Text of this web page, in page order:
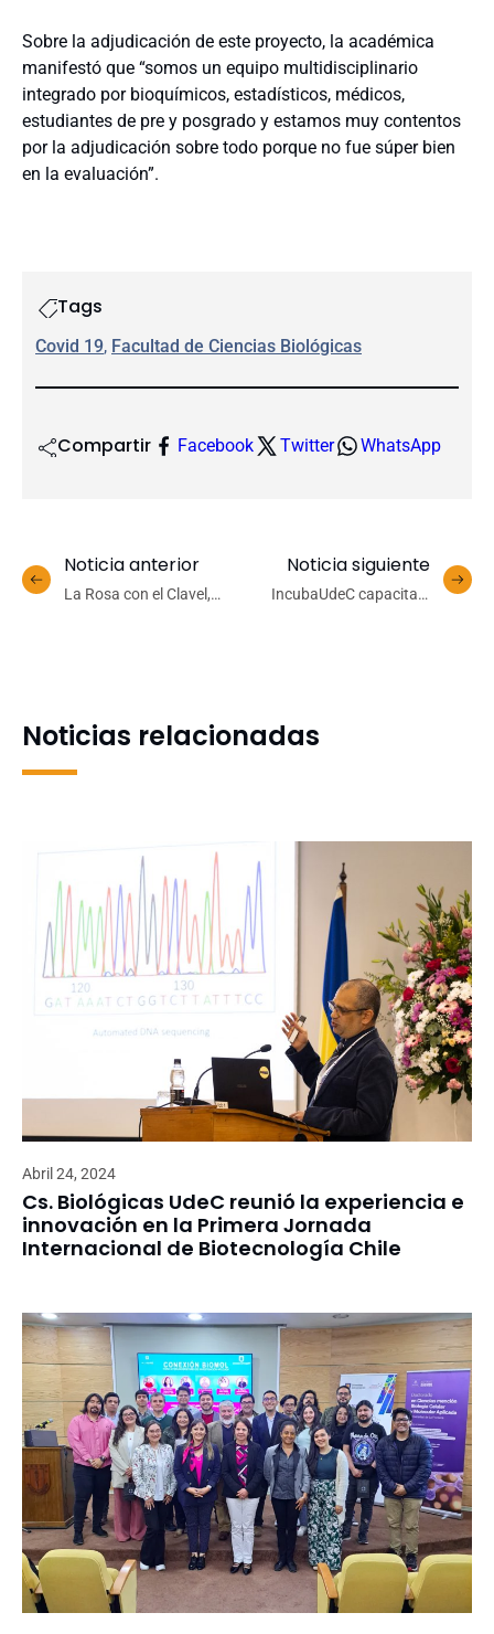
Sobre la adjudicación de este proyecto, la académica
manifestó que “somos un equipo multidisciplinario
integrado por bioquímicos, estadísticos, médicos,
estudiantes de pre y posgrado y estamos muy contentos
por la adjudicación sobre todo porque no fue súper bien
en la evaluación”.
Tags
Covid 19, Facultad de Ciencias Biológicas
Compartir Facebook Twitter WhatsApp
Noticia anterior
La Rosa con el Clavel,
Noticia siguiente
IncubaUdeC capacita a
Noticias relacionadas
Abril 24, 2024
Cs. Biológicas UdeC reunió la experiencia e
innovación en la Primera Jornada
Internacional de Biotecnología Chile